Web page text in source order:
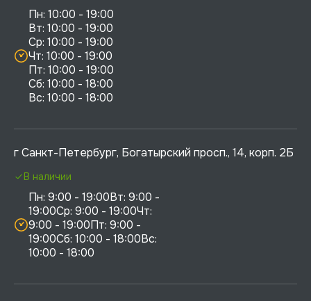
Пн: 10:00 - 19:00
Вт: 10:00 - 19:00
Ср: 10:00 - 19:00
Чт: 10:00 - 19:00
Пт: 10:00 - 19:00
Сб: 10:00 - 18:00
г Санкт-Петербург, Богатырский просп., 14, корп. 2Б
Пн: 9:00 - 19:00Вт: 9:00 -
19:00Ср: 9:00 - 19:00Чт:
9:00 - 19:00Пт: 9:00 -
19:00Сб: 10:00 - 18:00Вс:
10:00 - 18:00
В наличии